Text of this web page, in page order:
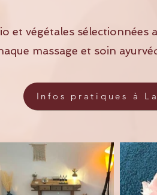
et végétales
massage et soin
Infos pratiques à